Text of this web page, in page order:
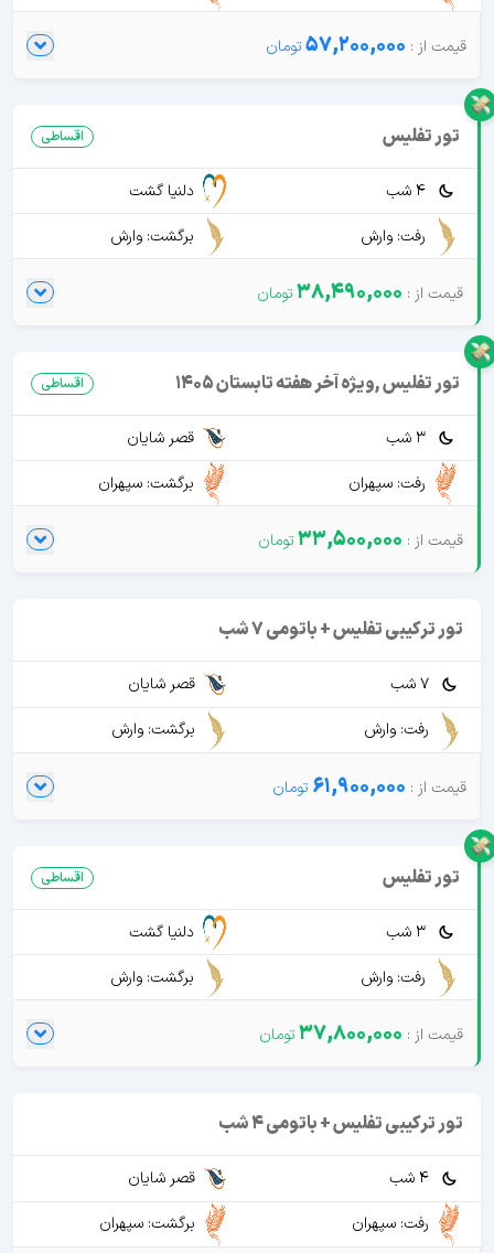
57,200,000
تور تفلیس اقساطی
4 شب
دلنیا گشت
رفت: وارش
برگشت: وارش
38,490,000
تور تفلیس ,ویژه آخر هفته تابستان 1405 اقساطی
3 شب
قصر شایان
رفت: سپهران
برگشت: سپهران
33,500,000
تور ترکیبی تفلیس + باتومی 7 شب
7 شب
قصر شایان
رفت: وارش
برگشت: وارش
61,900,000
تور تفلیس اقساطی
3 شب
دلنیا گشت
رفت: وارش
برگشت: وارش
37,800,000
تور ترکیبی تفلیس + باتومی 4 شب
4 شب
قصر شایان
رفت: سپهران
برگشت: سپهران